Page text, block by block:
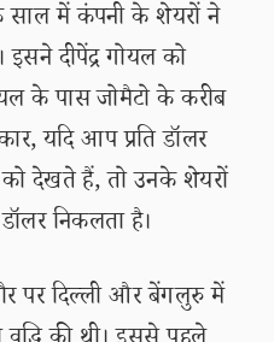
में कंपनी के शेयरों ने
दीपेंद्र गोयल को
के पास जोमैटो के करीब
यदि आप प्रति डॉलर
देखते हैं, तो उनके शेयरों
निकलता है।
पर दिल्ली और बेंगलुरु में